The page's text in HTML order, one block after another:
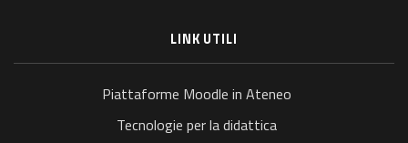
LINK UTILI
Piattaforme Moodle in Ateneo
Tecnologie per la didattica